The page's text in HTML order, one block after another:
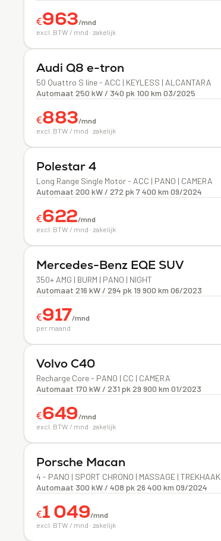
€963/mnd
excl. BTW / mnd · zakelijk
Elektrisch
Audi Q8 e-tron
50 Quattro S line - ACC | KEYLESS | ALCANTARA
Automaat·250 kW / 340 pk·100 km·03/2025
€883/mnd
excl. BTW / mnd · zakelijk
Elektrisch
Polestar4
Long Range Single Motor - ACC | PANO | CAMERA
Automaat·200 kW / 272 pk·7 400 km·09/2024
€622/mnd
excl. BTW / mnd · zakelijk
Elektrisch
Mercedes-Benz EQE SUV
350+ AMG | BURM | PANO | NIGHT
Automaat·216 kW / 294 pk·19 900 km·06/2023
€917/mnd
per maand
Elektrisch
Volvo C40
Recharge Core - PANO | CC | CAMERA
Automaat·170 kW / 231 pk·29 900 km·01/2023
€649/mnd
excl. BTW / mnd · zakelijk
Elektrisch
Porsche Macan
4 - PANO | SPORT CHRONO | MASSAGE | TREKHAAK
Automaat·300 kW / 408 pk·26 400 km·09/2024
€1 049/mnd
excl. BTW / mnd · zakelijk